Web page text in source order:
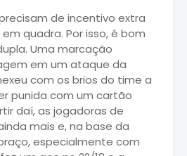
de incentivo extra
quadra. Por isso, é bom
Uma marcação
em um ataque da
com os brios do time a
punida com um cartão
daí, as jogadoras de
mais e, na base da
especialmente com